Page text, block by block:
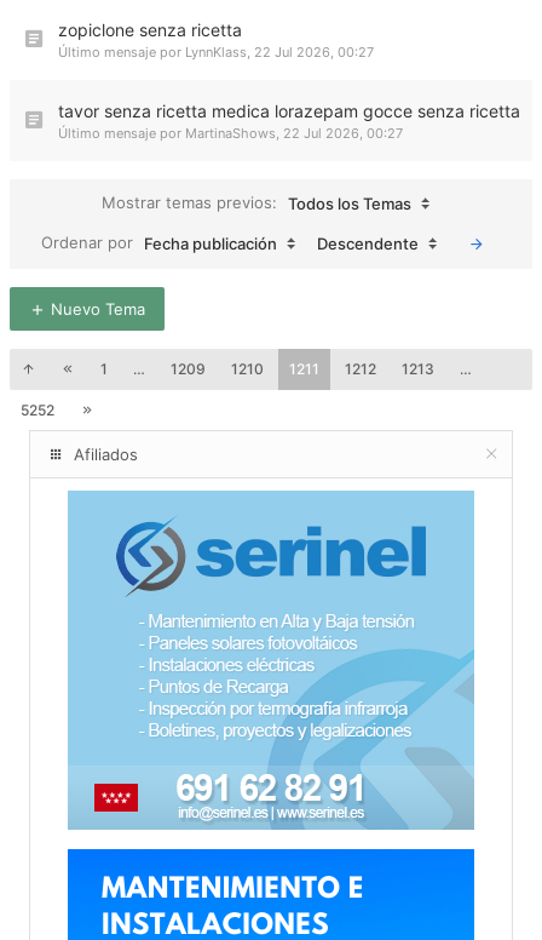
zopiclone senza ricetta
Último mensaje por LynnKlass, 22 Jul 2026, 00:27
tavor senza ricetta medica lorazepam gocce senza ricetta
Último mensaje por MartinaShows, 22 Jul 2026, 00:27
Mostrar temas previos:
Todos los Temas
Ordenar por
Fecha publicación Descendente
Nuevo Tema
1 … 1209 1210 1211 1212 1213 …
5252
Afiliados